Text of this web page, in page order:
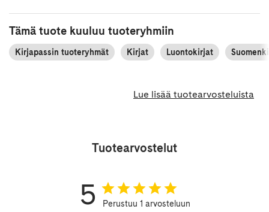
Tämä tuote kuuluu tuoteryhmiin
Kirjapassin tuoteryhmät Kirjat Luontokirjat
Lue lisää tuotearvosteluista
Tuotearvostelut
5 Perustuu 1 arvosteluun